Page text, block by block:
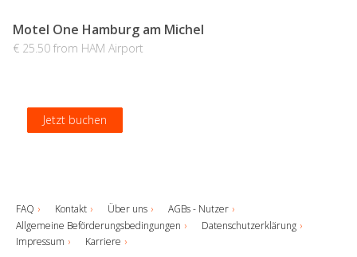
Jetzt buchen
Jetzt buchen
Jetzt buchen
Motel One Hamburg am Michel
€ 25.50 from HAM Airport
Jetzt buchen
FAQ Kontakt Über uns
AGBs - Nutzer
Allgemeine Beförderungsbedingungen
Datenschutzerklärung
Impressum
Karriere